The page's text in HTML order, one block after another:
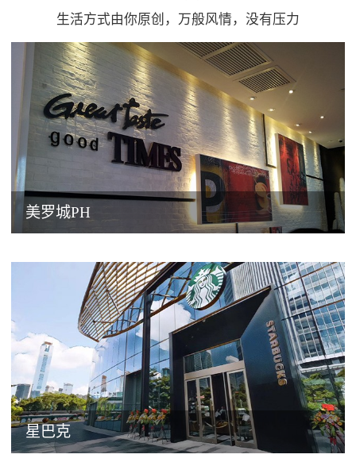
生活方式由你原创，万般风情，没有压力
美罗城PH
星巴克